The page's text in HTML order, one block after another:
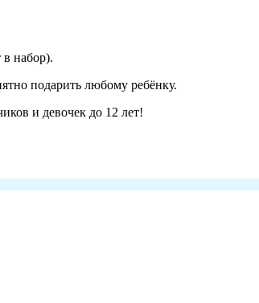
в набор).
подарить любому ребёнку.
и девочек до 12 лет!